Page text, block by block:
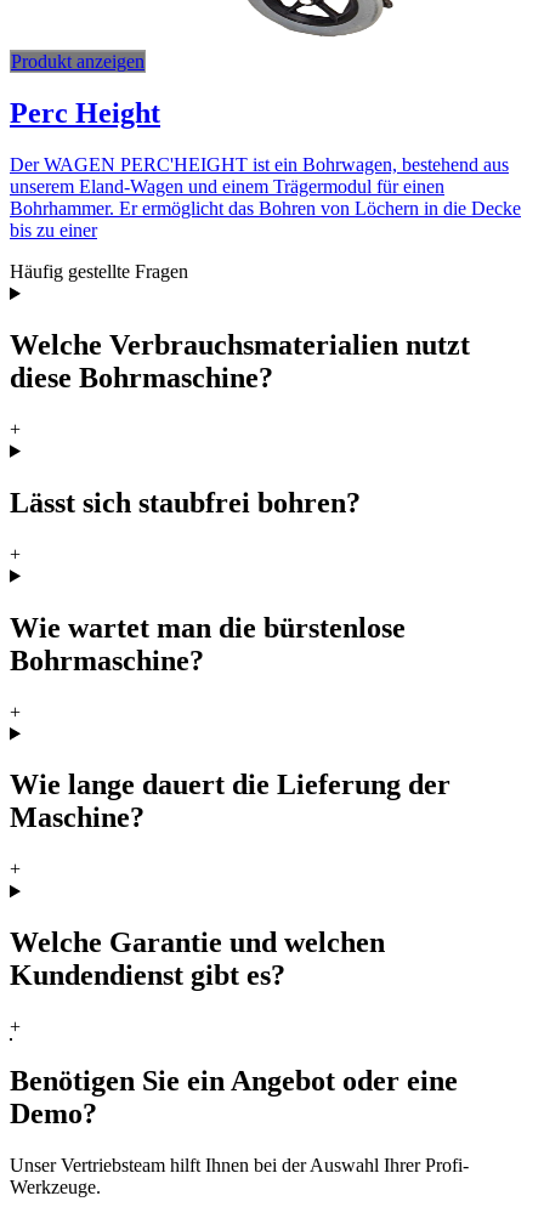
Produkt anzeigen
Perc Height
Der WAGEN PERC'HEIGHT ist ein Bohrwagen, bestehend aus
unserem Eland-Wagen und einem Trägermodul für einen
Bohrhammer. Er ermöglicht das Bohren von Löchern in die Decke
bis zu einer
Häufig gestellte Fragen
Welche Verbrauchsmaterialien nutzt
diese Bohrmaschine?
+
Lässt sich staubfrei bohren?
+
Wie wartet man die bürstenlose
Bohrmaschine?
+
Wie lange dauert die Lieferung der
Maschine?
+
Welche Garantie und welchen
Kundendienst gibt es?
+
Benötigen Sie ein Angebot oder eine
Demo?
Unser Vertriebsteam hilft Ihnen bei der Auswahl Ihrer Profi-
Werkzeuge.